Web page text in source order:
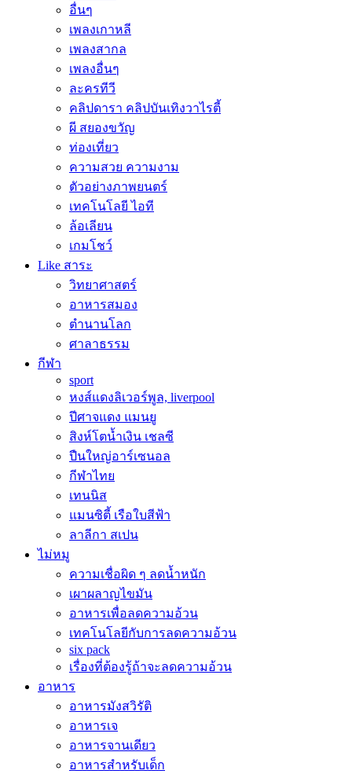
อื่นๆ
เพลงเกาหลี
เพลงสากล
เพลงอื่นๆ
ละครทีวี
คลิปดารา คลิปบันเทิงวาไรตี้
ผี สยองขวัญ
ท่องเที่ยว
ความสวย ความงาม
ตัวอย่างภาพยนตร์
เทคโนโลยี ไอที
ล้อเลียน
เกมโชว์
Like สาระ
วิทยาศาสตร์
อาหารสมอง
ตำนานโลก
ศาลาธรรม
กีฬา
sport
หงส์แดงลิเวอร์พูล, liverpool
ปีศาจแดง แมนยู
สิงห์โตน้ำเงิน เชลซี
ปืนใหญ่อาร์เซนอล
กีฬาไทย
เทนนิส
แมนซิตี้ เรือใบสีฟ้า
ลาลีกา สเปน
ไม่หมู
ความเชื่อผิด ๆ ลดน้ำหนัก
เผาผลาญไขมัน
อาหารเพื่อลดความอ้วน
เทคโนโลยีกับการลดความอ้วน
six pack
เรื่องที่ต้องรู้ถ้าจะลดความอ้วน
อาหาร
อาหารมังสวิรัติ
อาหารเจ
อาหารจานเดียว
อาหารสำหรับเด็ก